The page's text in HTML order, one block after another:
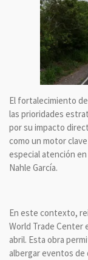
El fortalecimiento
las prioridades
por su impacto
como un motor
especial atención
Nahle García.
En este contexto,
World Trade Center
abril. Esta obra
albergar eventos